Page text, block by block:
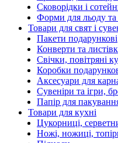
Сковорідки і
Форми для льоду та
Товари для свят і
Пакети подарункові
Конверти та
Свічки, повітряні
Коробки
Аксесуари для
Сувеніри та ігри,
Папір для
Товари для кухні
Цукорниці,
Ножі, ножиці,